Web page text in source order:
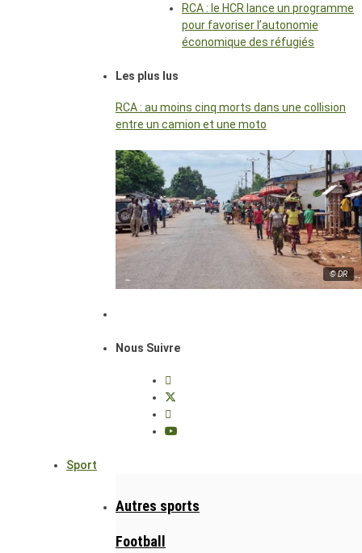
RCA : le HCR lance un programme
pour favoriser l’autonomie
économique des réfugiés
Les plus lus
RCA : au moins cinq morts dans une collision
entre un camion et une moto
© DR
Nous Suivre
Sport
Autres sports
Football